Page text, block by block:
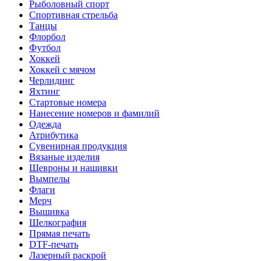
Рыболовный спорт
Спортивная стрельба
Танцы
Флорбол
Футбол
Хоккей
Хоккей с мячом
Черлидинг
Яхтинг
Стартовые номера
Нанесение номеров и фамилий
Одежда
Атрибутика
Сувенирная продукция
Вязаные изделия
Шевроны и нашивки
Вымпелы
Флаги
Мерч
Вышивка
Шелкография
Прямая печать
DTF-печать
Лазерный раскрой